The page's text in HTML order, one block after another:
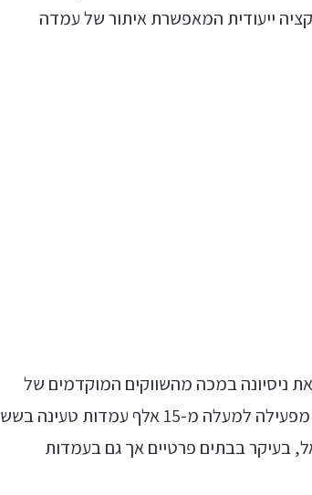
ייעודית המאפשרת איתור של עמדה
ישראלית במקור, שהוקמה ב-2008 וצברה את ניסיונה במכה מהשווקים המוקדמים של
עולם הרכב החשמלי כמו דנמרק ונורווגיה. ברחבי העולם היא מפעילה למעלה מ-15 אלף עמדות טעינה בשש
עמדות טעינה בישראל, בעיקר בבתים פרטיים אך גם בעמדות